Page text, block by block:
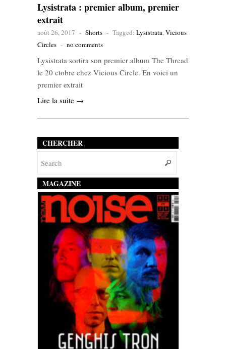
Lysistrata : premier album, premier
extrait
août 26, 2017 - Shorts - Tagged: Lysistrata,Vicious
Circles - no comments
Lysistrata sortira son premier album The Thread
le 20 ctobre chez Vicious Circle. En voici un
premier extrait
Lire la suite →
CHERCHER
MAGAZINE